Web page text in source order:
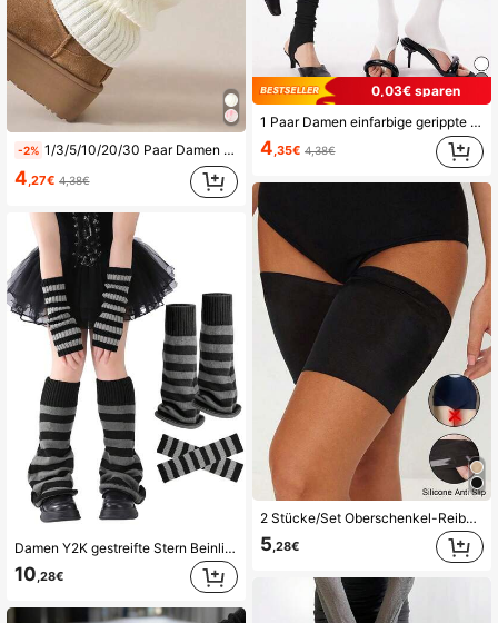
-2% 1/3/5/10/20/30 Paar Damen Beinwärmer, weiße gestrickte warme Wadensocken, geeignet für Herbst/Winter Saison. Damen Slouch Socken, warm, auslaufsicher Bund, dickes Strickmuster, weich und warm, modisches Layering, warm und bequem für Herbst/Winter, weiße Beinwärmer.
4,27€ 4,38€
Damen Y2K gestreifte Stern Beinlinge & Armstulpen 2-teiliges Set: 1 Paar Beinlinge + 1 Paar Armstulpen, geeignet für Karneval, Anime-Cosplay, elastische Tanzzubehör, gestrickte Bein- und Armstulpen
10,28€
0,03€ sparen
1 Paar Damen einfarbige gerippte Beinwärmer, dünne Knöchel-Beinwärmer für den Sommer, gestrickte Strümpfe, ballettartiger Wadenbeinwärmer, geeignet für Halloween, Cosplay, Musikfestivals, lässige Treffen, Dates, Partys als modische Accessoires, Y2K, gemütlich
4,35€ 4,38€
2 Stücke/Set Oberschenkel-Reibungsschutz für Frauen, hochelastische Silikon Anti-Reibungs-Beinschützer
5,28€